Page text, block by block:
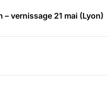
vernissage 21 mai (Lyon)
– Samedi 18 juillet